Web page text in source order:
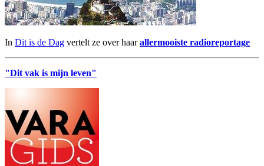
In Dit is de Dag vertelt ze over haarallermooiste radioreportage
"Dit vak is mijn leven"